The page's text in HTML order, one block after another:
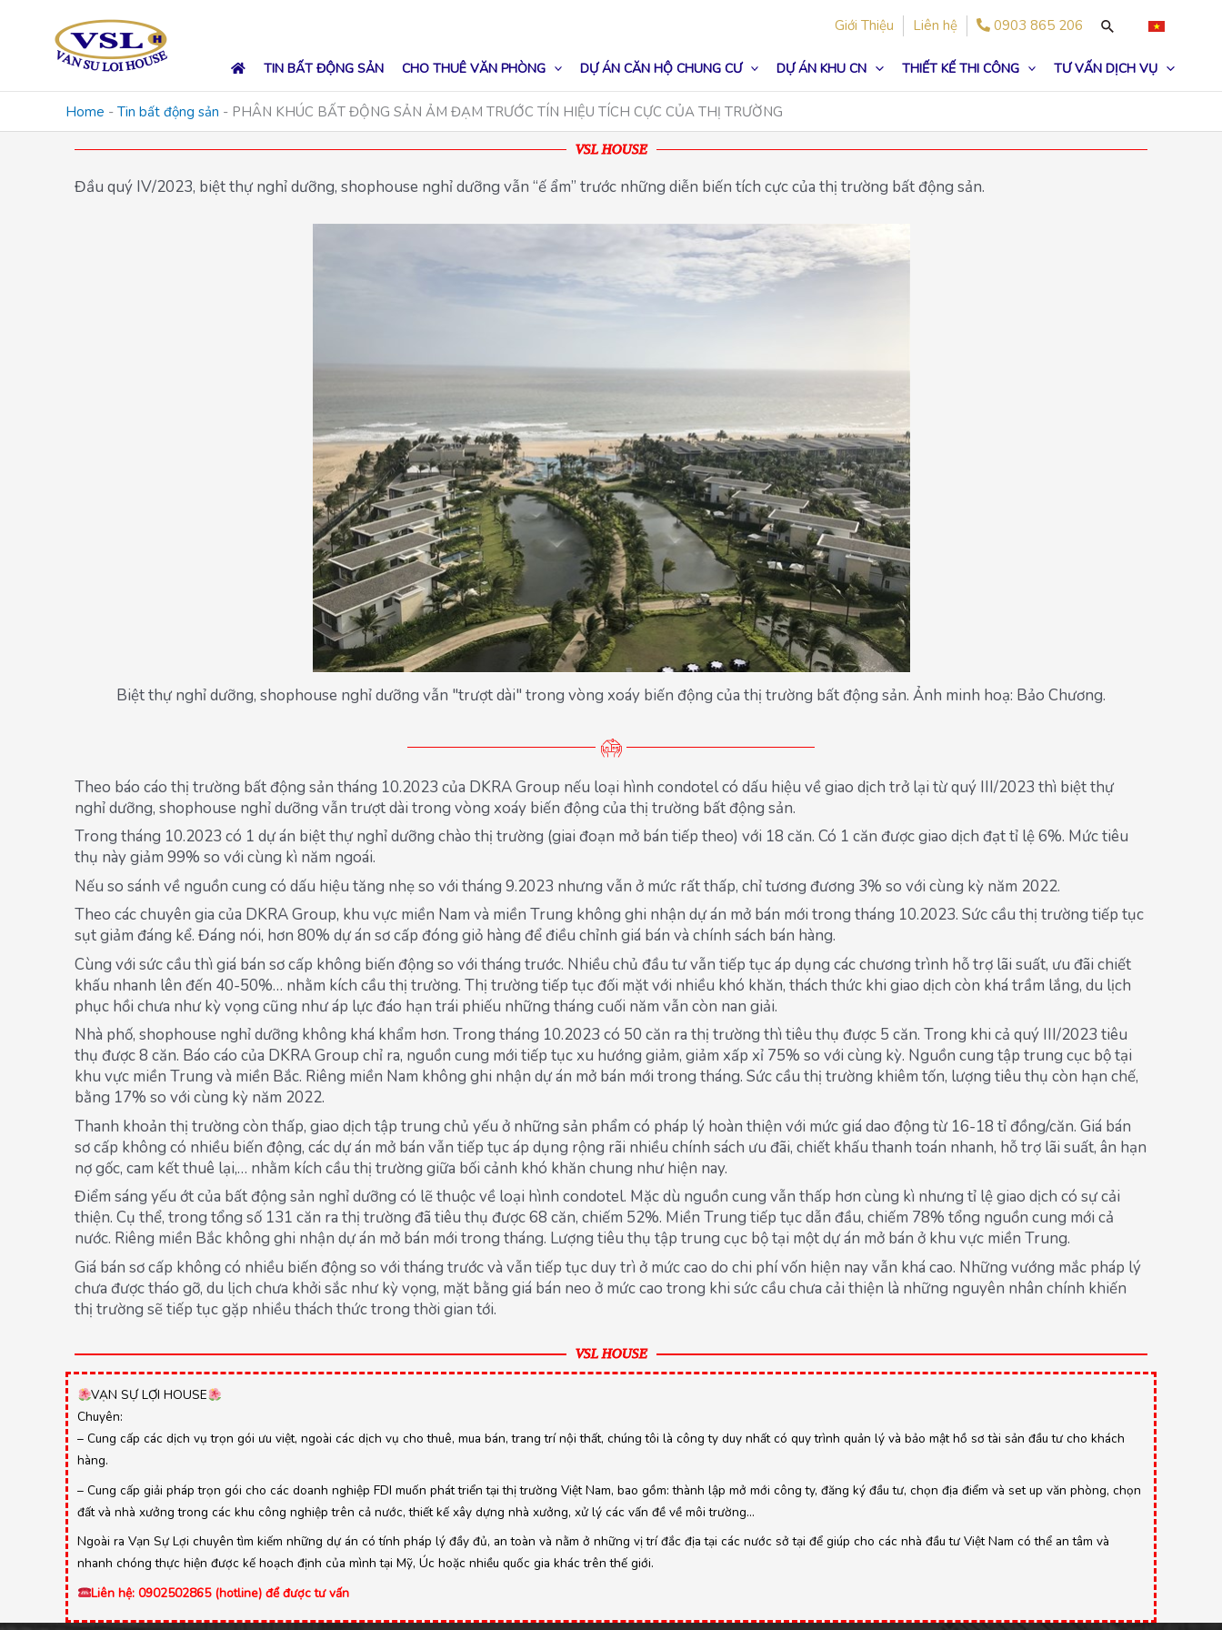
Giới Thiệu Liên hệ 0903 865 206
TIN BẤT ĐỘNG SẢN CHO THUÊ VĂN PHÒNG DỰ ÁN CĂN HỘ CHUNG CƯ DỰ ÁN KHU CN THIẾT KẾ THI CÔNG TƯ VẤN DỊCH VỤ
Home - Tin bất động sản - PHÂN KHÚC BẤT ĐỘNG SẢN ẢM ĐẠM TRƯỚC TÍN HIỆU TÍCH CỰC CỦA THỊ TRƯỜNG
VSL HOUSE
Đầu quý IV/2023, biệt thự nghỉ dưỡng, shophouse nghỉ dưỡng vẫn “ế ẩm” trước những diễn biến tích cực của thị trường bất động sản.
Biệt thự nghỉ dưỡng, shophouse nghỉ dưỡng vẫn "trượt dài" trong vòng xoáy biến động của thị trường bất động sản. Ảnh minh hoạ: Bảo Chương.
Theo báo cáo thị trường bất động sản tháng 10.2023 của DKRA Group nếu loại hình condotel có dấu hiệu về giao dịch trở lại từ quý III/2023 thì biệt thự
nghỉ dưỡng, shophouse nghỉ dưỡng vẫn trượt dài trong vòng xoáy biến động của thị trường bất động sản.
Trong tháng 10.2023 có 1 dự án biệt thự nghỉ dưỡng chào thị trường (giai đoạn mở bán tiếp theo) với 18 căn. Có 1 căn được giao dịch đạt tỉ lệ 6%. Mức tiêu
thụ này giảm 99% so với cùng kì năm ngoái.
Nếu so sánh về nguồn cung có dấu hiệu tăng nhẹ so với tháng 9.2023 nhưng vẫn ở mức rất thấp, chỉ tương đương 3% so với cùng kỳ năm 2022.
Theo các chuyên gia của DKRA Group, khu vực miền Nam và miền Trung không ghi nhận dự án mở bán mới trong tháng 10.2023. Sức cầu thị trường tiếp tục
sụt giảm đáng kể. Đáng nói, hơn 80% dự án sơ cấp đóng giỏ hàng để điều chỉnh giá bán và chính sách bán hàng.
Cùng với sức cầu thì giá bán sơ cấp không biến động so với tháng trước. Nhiều chủ đầu tư vẫn tiếp tục áp dụng các chương trình hỗ trợ lãi suất, ưu đãi chiết
khấu nhanh lên đến 40-50%… nhằm kích cầu thị trường. Thị trường tiếp tục đối mặt với nhiều khó khăn, thách thức khi giao dịch còn khá trầm lắng, du lịch
phục hồi chưa như kỳ vọng cũng như áp lực đáo hạn trái phiếu những tháng cuối năm vẫn còn nan giải.
Nhà phố, shophouse nghỉ dưỡng không khá khẩm hơn. Trong tháng 10.2023 có 50 căn ra thị trường thì tiêu thụ được 5 căn. Trong khi cả quý III/2023 tiêu
thụ được 8 căn. Báo cáo của DKRA Group chỉ ra, nguồn cung mới tiếp tục xu hướng giảm, giảm xấp xỉ 75% so với cùng kỳ. Nguồn cung tập trung cục bộ tại
khu vực miền Trung và miền Bắc. Riêng miền Nam không ghi nhận dự án mở bán mới trong tháng. Sức cầu thị trường khiêm tốn, lượng tiêu thụ còn hạn chế,
bằng 17% so với cùng kỳ năm 2022.
Thanh khoản thị trường còn thấp, giao dịch tập trung chủ yếu ở những sản phẩm có pháp lý hoàn thiện với mức giá dao động từ 16-18 tỉ đồng/căn. Giá bán
sơ cấp không có nhiều biến động, các dự án mở bán vẫn tiếp tục áp dụng rộng rãi nhiều chính sách ưu đãi, chiết khấu thanh toán nhanh, hỗ trợ lãi suất, ân hạn
nợ gốc, cam kết thuê lại,… nhằm kích cầu thị trường giữa bối cảnh khó khăn chung như hiện nay.
Điểm sáng yếu ớt của bất động sản nghỉ dưỡng có lẽ thuộc về loại hình condotel. Mặc dù nguồn cung vẫn thấp hơn cùng kì nhưng tỉ lệ giao dịch có sự cải
thiện. Cụ thể, trong tổng số 131 căn ra thị trường đã tiêu thụ được 68 căn, chiếm 52%. Miền Trung tiếp tục dẫn đầu, chiếm 78% tổng nguồn cung mới cả
nước. Riêng miền Bắc không ghi nhận dự án mở bán mới trong tháng. Lượng tiêu thụ tập trung cục bộ tại một dự án mở bán ở khu vực miền Trung.
Giá bán sơ cấp không có nhiều biến động so với tháng trước và vẫn tiếp tục duy trì ở mức cao do chi phí vốn hiện nay vẫn khá cao. Những vướng mắc pháp lý
chưa được tháo gỡ, du lịch chưa khởi sắc như kỳ vọng, mặt bằng giá bán neo ở mức cao trong khi sức cầu chưa cải thiện là những nguyên nhân chính khiến
thị trường sẽ tiếp tục gặp nhiều thách thức trong thời gian tới.
VSL HOUSE
VẠN SỰ LỢI HOUSE
Chuyên:
– Cung cấp các dịch vụ trọn gói ưu việt, ngoài các dịch vụ cho thuê, mua bán, trang trí nội thất, chúng tôi là công ty duy nhất có quy trình quản lý và bảo mật hồ sơ tài sản đầu tư cho khách
hàng.
– Cung cấp giải pháp trọn gói cho các doanh nghiệp FDI muốn phát triển tại thị trường Việt Nam, bao gồm: thành lập mở mới công ty, đăng ký đầu tư, chọn địa điểm và set up văn phòng, chọn
đất và nhà xưởng trong các khu công nghiệp trên cả nước, thiết kế xây dựng nhà xưởng, xử lý các vấn đề về môi trường…
Ngoài ra Vạn Sự Lợi chuyên tìm kiếm những dự án có tính pháp lý đầy đủ, an toàn và nằm ở những vị trí đắc địa tại các nước sở tại để giúp cho các nhà đầu tư Việt Nam có thể an tâm và
nhanh chóng thực hiện được kế hoạch định của mình tại Mỹ, Úc hoặc nhiều quốc gia khác trên thế giới.
Liên hệ: 0902502865 (hotline) để được tư vấn